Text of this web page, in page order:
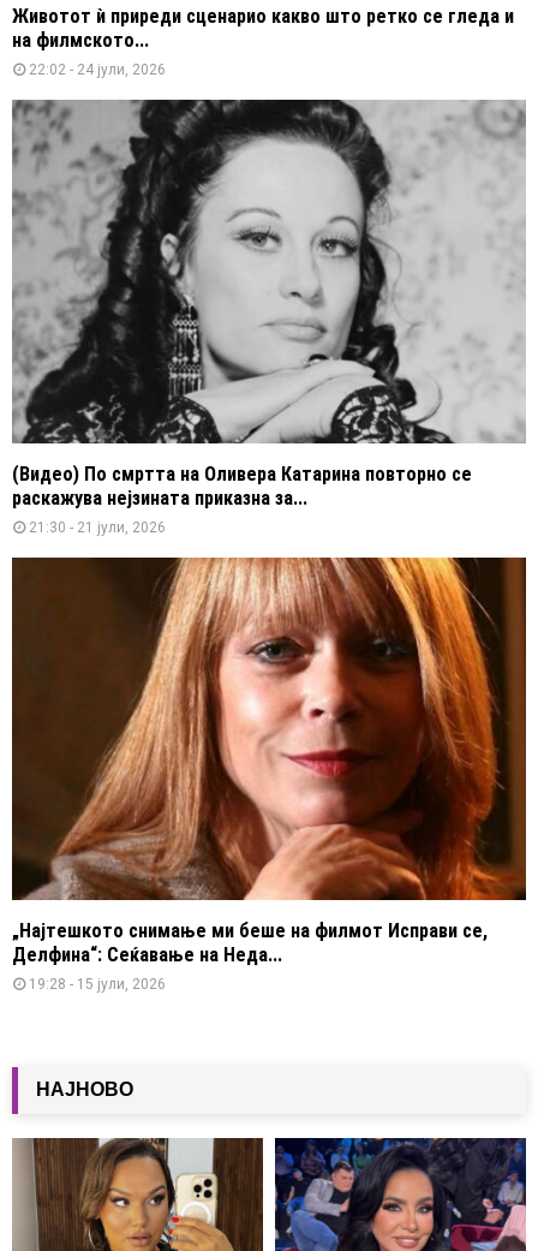
Животот ѝ приреди сценарио какво што ретко се гледа и
на филмското...
22:02 - 24 јули, 2026
(Видео) По смртта на Оливера Катарина повторно се
раскажува нејзината приказна за...
21:30 - 21 јули, 2026
„Најтешкото снимање ми беше на филмот Исправи се,
Делфина“: Сеќавање на Неда...
19:28 - 15 јули, 2026
НАЈНОВО